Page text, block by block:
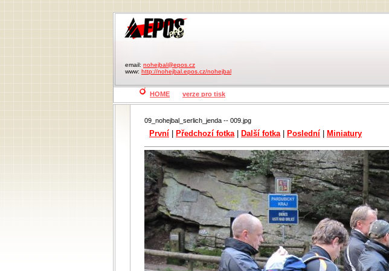
email: nohejbal@epos.cz
www: http://nohejbal.epos.cz/nohejbal
HOME verze pro tisk
09_nohejbal_serlich_jenda -- 009.jpg
První Předchozí fotka| Další fotka| Poslední Miniatury